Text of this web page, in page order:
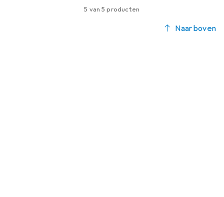
5 van 5 producten
Naar boven